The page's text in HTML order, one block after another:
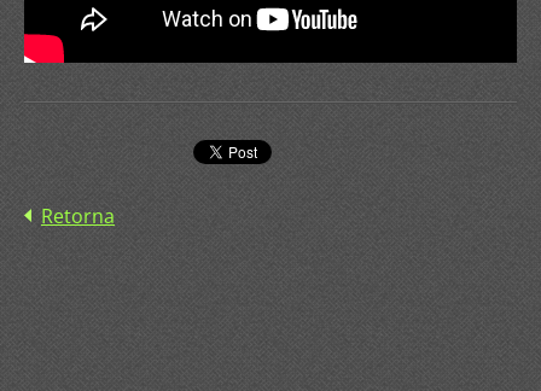
Retorna